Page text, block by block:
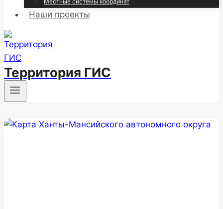
Наши проекты
Территория ГИС